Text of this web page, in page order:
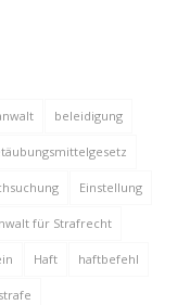
beleidigung
Einstellung
für Strafrecht
Haft haftbefehl